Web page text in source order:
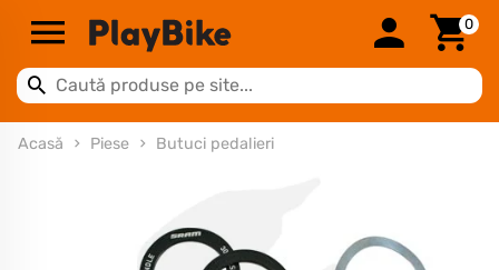
0
Acasă Piese Butuci pedalieri